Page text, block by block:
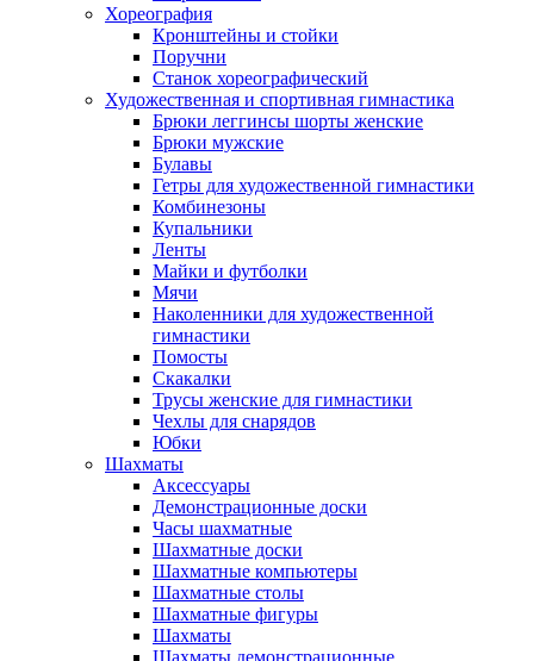
Хореография
Кронштейны и стойки
Поручни
Станок хореографический
Художественная и спортивная гимнастика
Брюки леггинсы шорты женские
Брюки мужские
Булавы
Гетры для художественной гимнастики
Комбинезоны
Купальники
Ленты
Майки и футболки
Мячи
Наколенники для художественной
гимнастики
Помосты
Скакалки
Трусы женские для гимнастики
Чехлы для снарядов
Юбки
Шахматы
Аксессуары
Демонстрационные доски
Часы шахматные
Шахматные доски
Шахматные компьютеры
Шахматные столы
Шахматные фигуры
Шахматы
Шахматы демонстрационные